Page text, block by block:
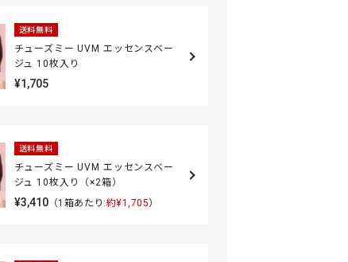
送料無料
チューズミー UVM エッセンスベー
ジュ 10枚入り
¥1,705
送料無料
チューズミー UVM エッセンスベー
ジュ 10枚入り（×2箱）
¥3,410（1箱あたり:約¥1,705）